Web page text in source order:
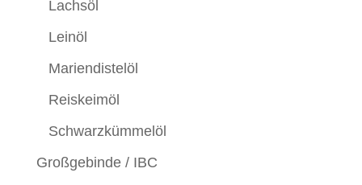
Lachsöl
Leinöl
Mariendistelöl
Reiskeimöl
Schwarzkümmelöl
Großgebinde / IBC